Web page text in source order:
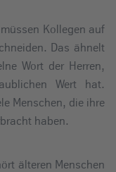
Kollegen auf
Das ähnelt
Wort der Herren,
Wert hat.
Menschen, die ihre
haben.
älteren Menschen